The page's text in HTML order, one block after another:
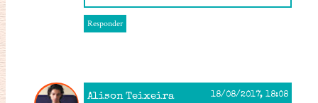
Responder
Alison Teixeira 18/08/2017, 18:08